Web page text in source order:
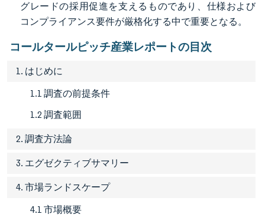
グレードの採用促進を支えるものであり、仕様および
コンプライアンス要件が厳格化する中で重要となる。
コールタールピッチ産業レポートの目次
1. はじめに
1.1 調査の前提条件
1.2 調査範囲
2. 調査方法論
3. エグゼクティブサマリー
4. 市場ランドスケープ
4.1 市場概要